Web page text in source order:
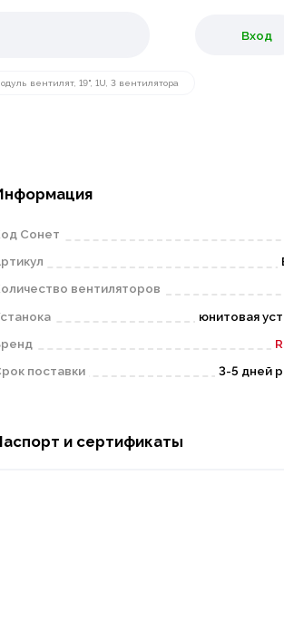
Вход
вентилят, 19", 1U, 3 вентилятора
Сонет
вентиляторов
юнитовая
поставки
3-5 дней
и сертификаты